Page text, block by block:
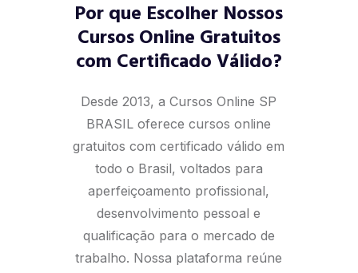
Por que Escolher Nossos
Cursos Online Gratuitos
com Certificado Válido?
Desde 2013, a Cursos Online SP
BRASIL oferece cursos online
gratuitos com certificado válido em
todo o Brasil, voltados para
aperfeiçoamento profissional,
desenvolvimento pessoal e
qualificação para o mercado de
trabalho. Nossa plataforma reúne